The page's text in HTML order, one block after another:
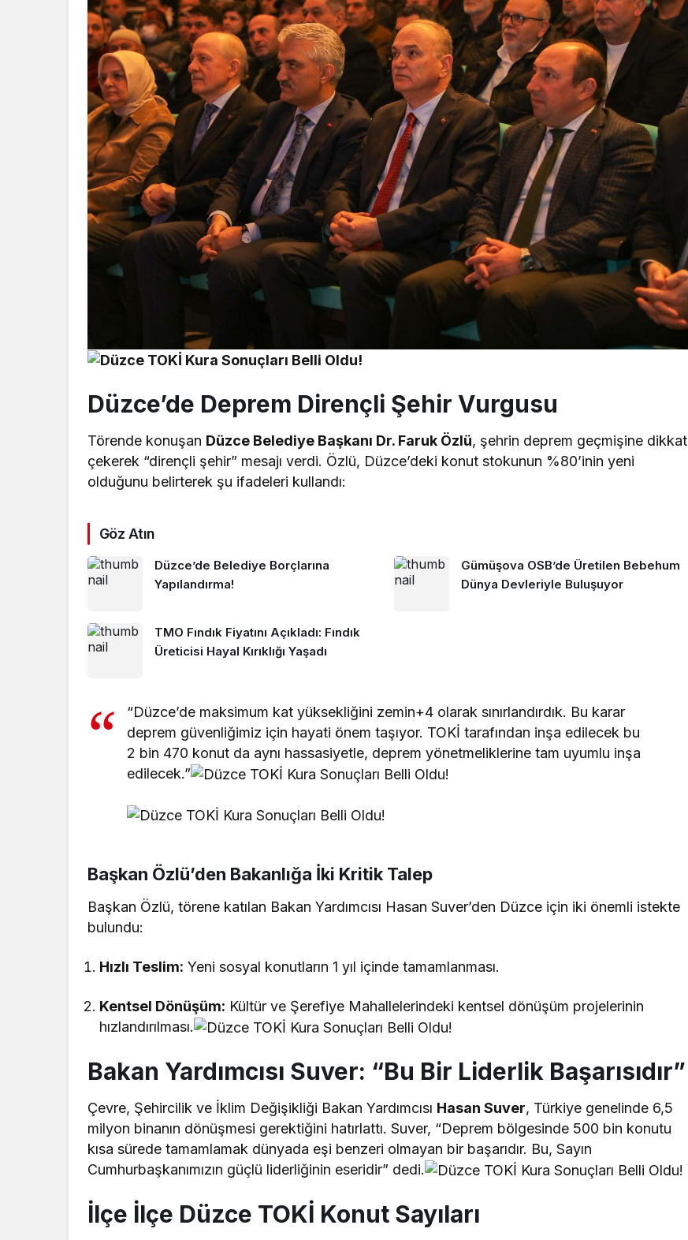
Düzce’de Deprem Dirençli Şehir Vurgusu
Törende konuşan Düzce Belediye Başkanı Dr. Faruk Özlü, şehrin deprem geçmişine dikkat
çekerek “dirençli şehir” mesajı verdi. Özlü, Düzce’deki konut stokunun %80’inin yeni
olduğunu belirterek şu ifadeleri kullandı:
Göz Atın
Düzce’de Belediye Borçlarına
Yapılandırma!
Gümüşova OSB’de Üretilen Bebehum
Dünya Devleriyle Buluşuyor
TMO Fındık Fiyatını Açıkladı: Fındık
Üreticisi Hayal Kırıklığı Yaşadı
“Düzce’de maksimum kat yüksekliğini zemin+4 olarak sınırlandırdık. Bu karar
deprem güvenliğimiz için hayati önem taşıyor. TOKİ tarafından inşa edilecek bu
2 bin 470 konut da aynı hassasiyetle, deprem yönetmeliklerine tam uyumlu inşa
edilecek.”
Başkan Özlü’den Bakanlığa İki Kritik Talep
Başkan Özlü, törene katılan Bakan Yardımcısı Hasan Suver’den Düzce için iki önemli istekte
bulundu:
Hızlı Teslim: Yeni sosyal konutların 1 yıl içinde tamamlanması.
Kentsel Dönüşüm: Kültür ve Şerefiye Mahallelerindeki kentsel dönüşüm projelerinin
hızlandırılması.
Bakan Yardımcısı Suver: “Bu Bir Liderlik Başarısıdır”
Çevre, Şehircilik ve İklim Değişikliği Bakan Yardımcısı Hasan Suver, Türkiye genelinde 6,5
milyon binanın dönüşmesi gerektiğini hatırlattı. Suver, “Deprem bölgesinde 500 bin konutu
kısa sürede tamamlamak dünyada eşi benzeri olmayan bir başarıdır. Bu, Sayın
Cumhurbaşkanımızın güçlü liderliğinin eseridir” dedi.
İlçe İlçe Düzce TOKİ Konut Sayıları